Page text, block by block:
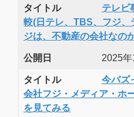
タイトル
テレビ
較(日テレ、TBS、フジ、
ジは、不動産の会社なの
公開日 2025年
タイトル
今バズ
会社フジ・メディア・ホ
を見てみる